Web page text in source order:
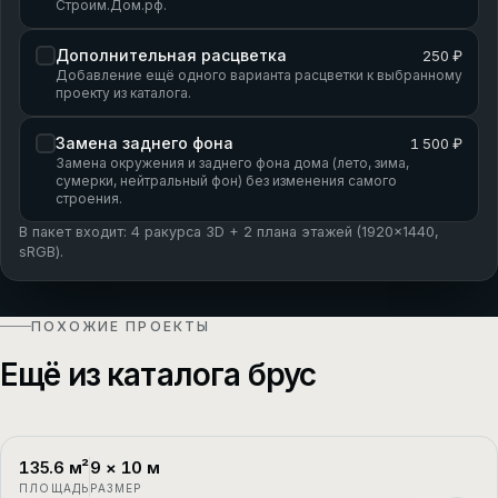
Строим.Дом.рф.
Дополнительная расцветка 250 ₽
Добавление ещё одного варианта расцветки к выбранному
проекту из каталога.
Замена заднего фона 1 500 ₽
Замена окружения и заднего фона дома (лето, зима,
сумерки, нейтральный фон) без изменения самого
строения.
В пакет входит: 4 ракурса 3D + 2 плана этажей (1920×1440,
sRGB).
ПОХОЖИЕ ПРОЕКТЫ
Ещё из каталога брус
П-1
135.6 м²
ПЛОЩАДЬ
9 × 10 м
РАЗМЕР